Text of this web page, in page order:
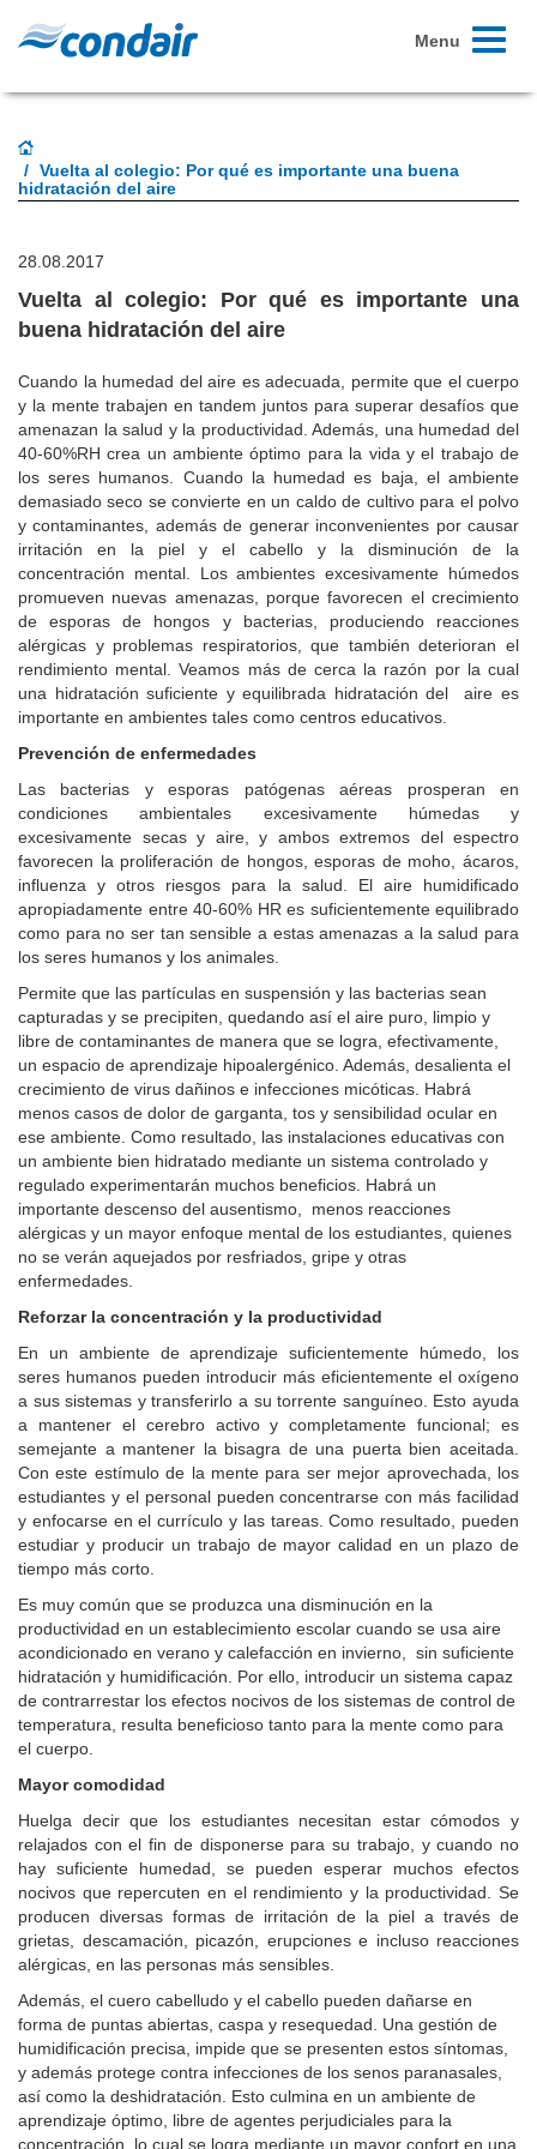
Toggle
Menu
Vuelta al colegio: Por qué es importante una buena
hidratación del aire
28.08.2017
Vuelta al colegio: Por qué es importante una
buena hidratación del aire
Cuando la humedad del aire es adecuada, permite que el cuerpo
y la mente trabajen en tandem juntos para superar desafíos que
amenazan la salud y la productividad. Además, una humedad del
40-60%RH crea un ambiente óptimo para la vida y el trabajo de
los seres humanos. Cuando la humedad es baja, el ambiente
demasiado seco se convierte en un caldo de cultivo para el polvo
y contaminantes, además de generar inconvenientes por causar
irritación en la piel y el cabello y la disminución de la
concentración mental. Los ambientes excesivamente húmedos
promueven nuevas amenazas, porque favorecen el crecimiento
de esporas de hongos y bacterias, produciendo reacciones
alérgicas y problemas respiratorios, que también deterioran el
rendimiento mental. Veamos más de cerca la razón por la cual
una hidratación suficiente y equilibrada hidratación del aire es
importante en ambientes tales como centros educativos.
Prevención de enfermedades
Las bacterias y esporas patógenas aéreas prosperan en
condiciones ambientales excesivamente húmedas y
excesivamente secas y aire, y ambos extremos del espectro
favorecen la proliferación de hongos, esporas de moho, ácaros,
influenza y otros riesgos para la salud. El aire humidificado
apropiadamente entre 40-60% HR es suficientemente equilibrado
como para no ser tan sensible a estas amenazas a la salud para
los seres humanos y los animales.
Permite que las partículas en suspensión y las bacterias sean
capturadas y se precipiten, quedando así el aire puro, limpio y
libre de contaminantes de manera que se logra, efectivamente,
un espacio de aprendizaje hipoalergénico. Además, desalienta el
crecimiento de virus dañinos e infecciones micóticas. Habrá
menos casos de dolor de garganta, tos y sensibilidad ocular en
ese ambiente. Como resultado, las instalaciones educativas con
un ambiente bien hidratado mediante un sistema controlado y
regulado experimentarán muchos beneficios. Habrá un
importante descenso del ausentismo, menos reacciones
alérgicas y un mayor enfoque mental de los estudiantes, quienes
no se verán aquejados por resfriados, gripe y otras
enfermedades.
Reforzar la concentración y la productividad
En un ambiente de aprendizaje suficientemente húmedo, los
seres humanos pueden introducir más eficientemente el oxígeno
a sus sistemas y transferirlo a su torrente sanguíneo. Esto ayuda
a mantener el cerebro activo y completamente funcional; es
semejante a mantener la bisagra de una puerta bien aceitada.
Con este estímulo de la mente para ser mejor aprovechada, los
estudiantes y el personal pueden concentrarse con más facilidad
y enfocarse en el currículo y las tareas. Como resultado, pueden
estudiar y producir un trabajo de mayor calidad en un plazo de
tiempo más corto.
Es muy común que se produzca una disminución en la
productividad en un establecimiento escolar cuando se usa aire
acondicionado en verano y calefacción en invierno, sin suficiente
hidratación y humidificación. Por ello, introducir un sistema capaz
de contrarrestar los efectos nocivos de los sistemas de control de
temperatura, resulta beneficioso tanto para la mente como para
el cuerpo.
Mayor comodidad
Huelga decir que los estudiantes necesitan estar cómodos y
relajados con el fin de disponerse para su trabajo, y cuando no
hay suficiente humedad, se pueden esperar muchos efectos
nocivos que repercuten en el rendimiento y la productividad. Se
producen diversas formas de irritación de la piel a través de
grietas, descamación, picazón, erupciones e incluso reacciones
alérgicas, en las personas más sensibles.
Además, el cuero cabelludo y el cabello pueden dañarse en
forma de puntas abiertas, caspa y resequedad. Una gestión de
humidificación precisa, impide que se presenten estos síntomas,
y además protege contra infecciones de los senos paranasales,
así como la deshidratación. Esto culmina en un ambiente de
aprendizaje óptimo, libre de agentes perjudiciales para la
concentración, lo cual se logra mediante un mayor confort en una